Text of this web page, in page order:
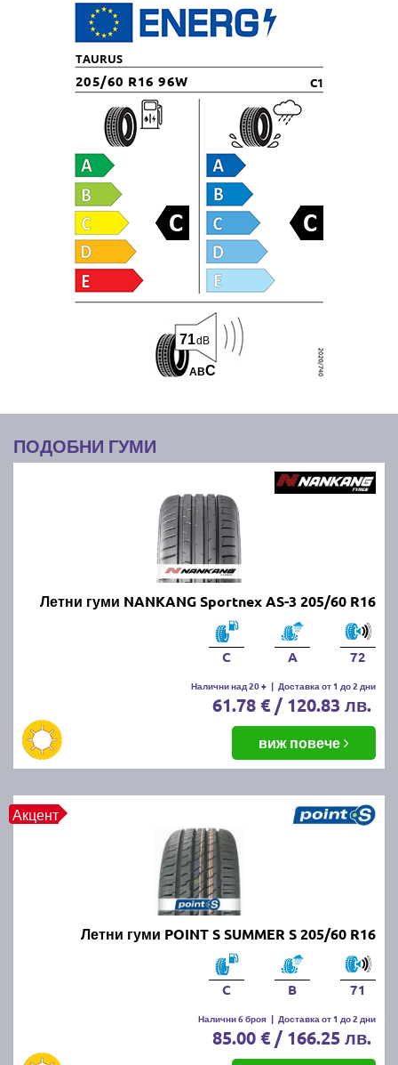
TAURUS
205/60 R16 96W C1
ABC
71dB
ПОДОБНИ ГУМИ
Летни гуми NANKANG Sportnex AS-3 205/60 R16
C A 72
Налични над 20 + | Доставка от 1 до 2 дни
61.78 € / 120.83 лв.
виж повече
Акцент
Летни гуми POINT S SUMMER S 205/60 R16
C B 71
Налични 6 броя | Доставка от 1 до 2 дни
85.00 € / 166.25 лв.